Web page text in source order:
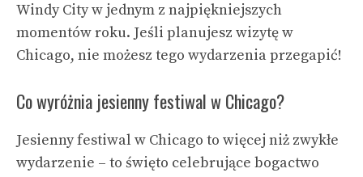
Windy City w jednym z najpiękniejszych
momentów roku. Jeśli planujesz wizytę w
Chicago, nie możesz tego wydarzenia przegapić!
Co wyróżnia jesienny festiwal w Chicago?
Jesienny festiwal w Chicago to więcej niż zwykłe
wydarzenie – to święto celebrujące bogactwo